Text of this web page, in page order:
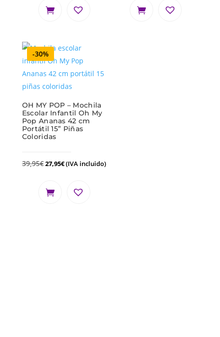
-30%
OH MY POP – Mochila
Escolar Infantil Oh My
Pop Ananas 42 cm
Portátil 15” Piñas
Coloridas
39,95€27,95€(IVA incluido)